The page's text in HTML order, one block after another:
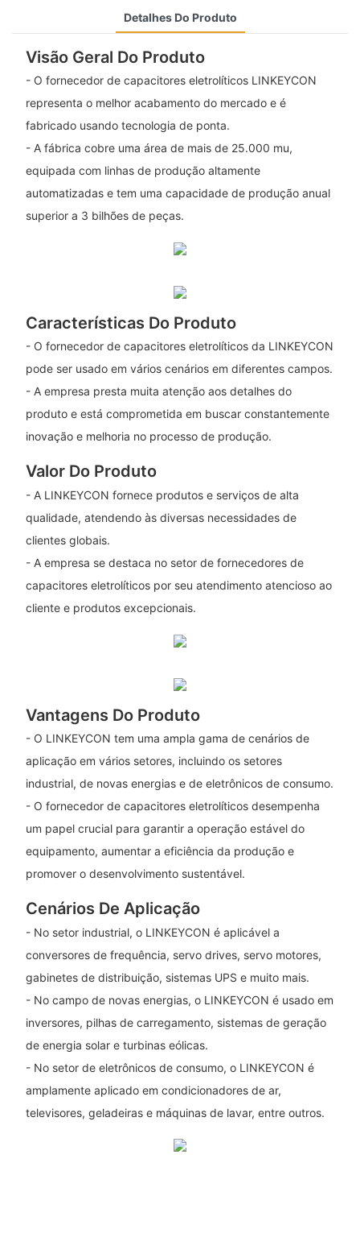
Detalhes Do Produto
Visão Geral Do Produto
- O fornecedor de capacitores eletrolíticos LINKEYCON
representa o melhor acabamento do mercado e é
fabricado usando tecnologia de ponta.
- A fábrica cobre uma área de mais de 25.000 mu,
equipada com linhas de produção altamente
automatizadas e tem uma capacidade de produção anual
superior a 3 bilhões de peças.
Características Do Produto
- O fornecedor de capacitores eletrolíticos da LINKEYCON
pode ser usado em vários cenários em diferentes campos.
- A empresa presta muita atenção aos detalhes do
produto e está comprometida em buscar constantemente
inovação e melhoria no processo de produção.
Valor Do Produto
- A LINKEYCON fornece produtos e serviços de alta
qualidade, atendendo às diversas necessidades de
clientes globais.
- A empresa se destaca no setor de fornecedores de
capacitores eletrolíticos por seu atendimento atencioso ao
cliente e produtos excepcionais.
Vantagens Do Produto
- O LINKEYCON tem uma ampla gama de cenários de
aplicação em vários setores, incluindo os setores
industrial, de novas energias e de eletrônicos de consumo.
- O fornecedor de capacitores eletrolíticos desempenha
um papel crucial para garantir a operação estável do
equipamento, aumentar a eficiência da produção e
promover o desenvolvimento sustentável.
Cenários De Aplicação
- No setor industrial, o LINKEYCON é aplicável a
conversores de frequência, servo drives, servo motores,
gabinetes de distribuição, sistemas UPS e muito mais.
- No campo de novas energias, o LINKEYCON é usado em
inversores, pilhas de carregamento, sistemas de geração
de energia solar e turbinas eólicas.
- No setor de eletrônicos de consumo, o LINKEYCON é
amplamente aplicado em condicionadores de ar,
televisores, geladeiras e máquinas de lavar, entre outros.